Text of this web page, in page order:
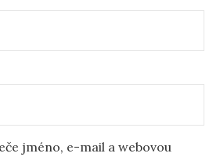
jméno, e-mail a webovou